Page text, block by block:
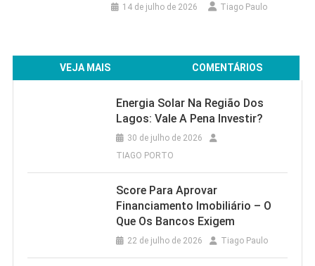
14 de julho de 2026 Tiago Paulo
VEJA MAIS COMENTÁRIOS
Energia Solar Na Região Dos
Lagos: Vale A Pena Investir?
30 de julho de 2026
TIAGO PORTO
Score Para Aprovar
Financiamento Imobiliário – O
Que Os Bancos Exigem
22 de julho de 2026 Tiago Paulo